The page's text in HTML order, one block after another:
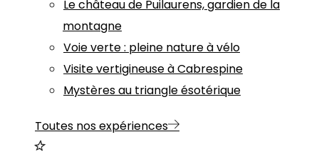
Le château de Puilaurens, gardien de la
montagne
Voie verte : pleine nature à vélo
Visite vertigineuse à Cabrespine
Mystères au triangle ésotérique
Toutes nos expériences